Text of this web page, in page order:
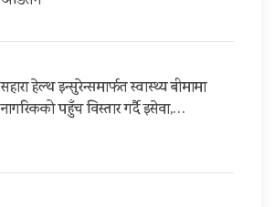
सहारा हेल्थ इन्सुरेन्समार्फत स्वास्थ्य बीमामा
नागरिकको पहुँच विस्तार गर्दै इसेवा,…